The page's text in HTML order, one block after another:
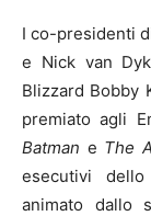
I co-presidenti
e Nick van
Blizzard Bobby
premiato agli
Batman e The
esecutivi
animato dallo